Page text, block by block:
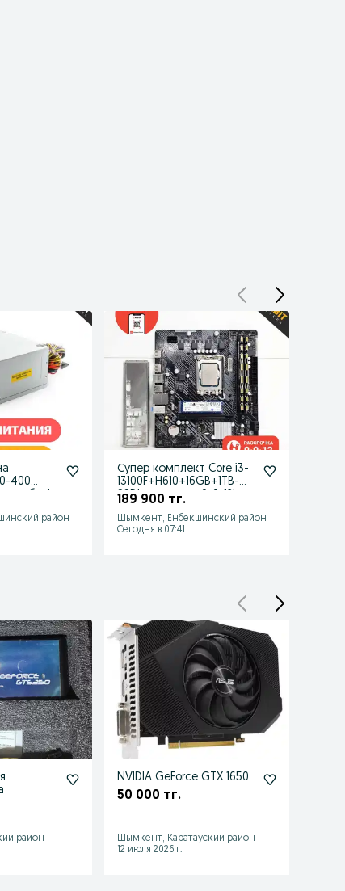
400
район
Супер комплект Core i3-
13100F+H610+16GB+1TB-
SSD! Рассрочка 0-0-12!
189 900 тг.
Шымкент, Енбекшинский район
Сегодня в 07:41
район
NVIDIA GeForce GTX 1650
50 000 тг.
Шымкент, Каратауский район
12 июля 2026 г.